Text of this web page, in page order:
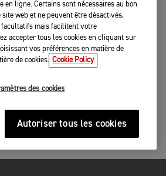
en ligne. Certains sont nécessaires au bon
web et ne peuvent être désactivés,
mais facilitent votre
accepter tous les cookies en cliquant sur
vos préférences en matière de
de cookies. Cookie Policy
des cookies
Autoriser tous les cookies